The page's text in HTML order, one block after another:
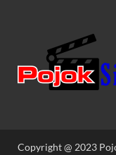
Copyright @ 2023